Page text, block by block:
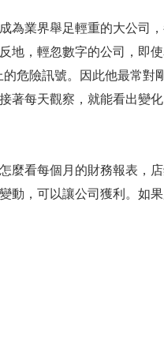
為業界舉足輕重的大公司
地，輕忽數字的公司，即
危險訊號。因此他最常對
著每天觀察，就能看出變化
麼看每個月的財務報表，
動，可以讓公司獲利。如